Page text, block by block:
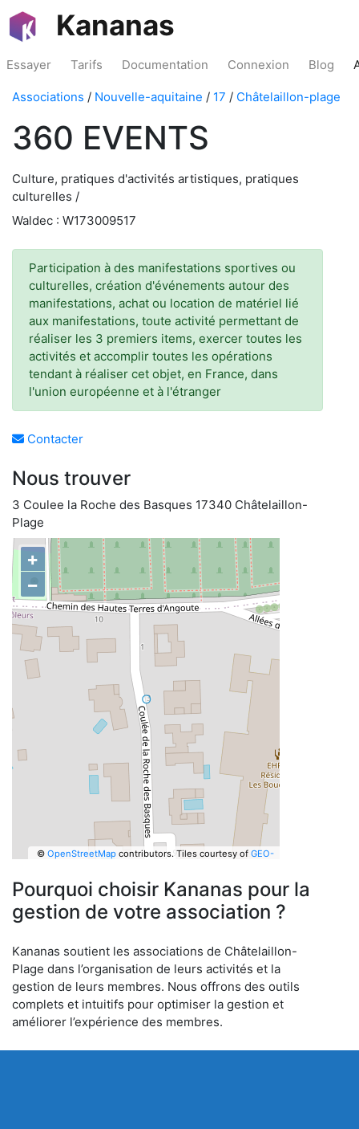
Kananas
Essayer Tarifs Documentation Connexion Blog
Associations / Nouvelle-aquitaine / 17 / Châtelaillon-plage
360 EVENTS
Culture, pratiques d'activités artistiques, pratiques
culturelles /
Waldec : W173009517
Participation à des manifestations sportives ou
culturelles, création d'événements autour des
manifestations, achat ou location de matériel lié
aux manifestations, toute activité permettant de
réaliser les 3 premiers items, exercer toutes les
activités et accomplir toutes les opérations
tendant à réaliser cet objet, en France, dans
l'union européenne et à l'étranger
Contacter
Nous trouver
3 Coulee la Roche des Basques 17340 Châtelaillon-
Plage
+
−
© OpenStreetMapcontributors. Tiles courtesy of GEO-
Pourquoi choisir Kananas pour la
gestion de votre association ?
Kananas soutient les associations de Châtelaillon-
Plage dans l’organisation de leurs activités et la
gestion de leurs membres. Nous offrons des outils
complets et intuitifs pour optimiser la gestion et
améliorer l’expérience des membres.